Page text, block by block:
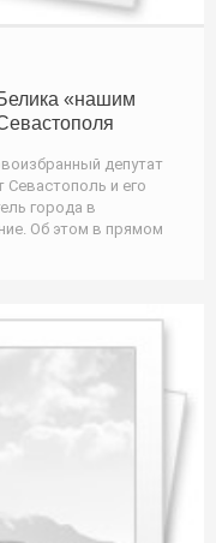
«нашим
депутат
и его
города в
Об этом в прямом